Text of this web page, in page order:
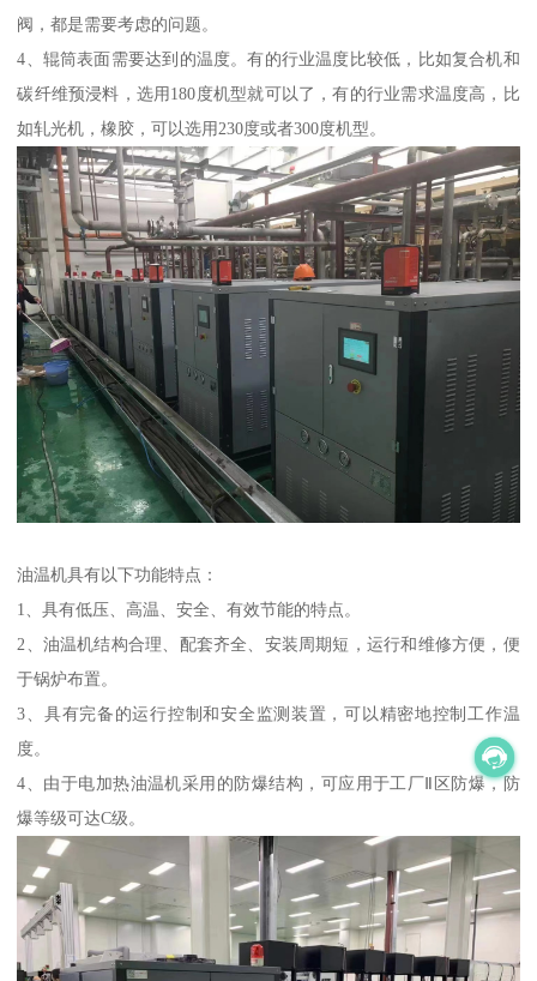
阀，都是需要考虑的问题。
4、辊筒表面需要达到的温度。有的行业温度比较低，比如复合机和
碳纤维预浸料，选用180度机型就可以了，有的行业需求温度高，比
如轧光机，橡胶，可以选用230度或者300度机型。
油温机具有以下功能特点：
1、具有低压、高温、安全、有效节能的特点。
2、油温机结构合理、配套齐全、安装周期短，运行和维修方便，便
于锅炉布置。
3、具有完备的运行控制和安全监测装置，可以精密地控制工作温
度。
4、由于电加热油温机采用的防爆结构，可应用于工厂Ⅱ区防爆，防
爆等级可达C级。